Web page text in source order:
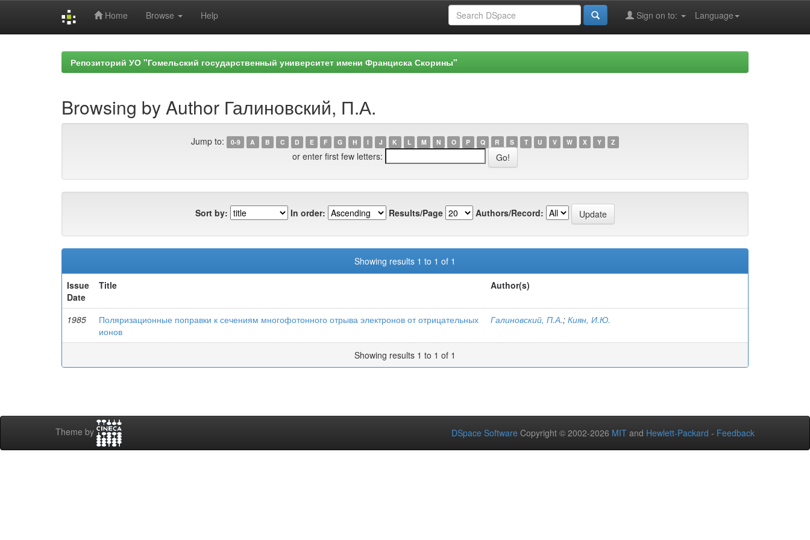
Home Browse Help Language
Sign on to:
Репозиторий УО "Гомельский государственный университет имени Франциска Скорины"
Browsing by Author Галиновский, П.А.
Jump to: 0-9 A B C D E F G H I J K L M N O P Q R S T U V W X Y Z
or enter first few letters:
Sort by: In order: Results/Page Authors/Record:
Showing results 1 to 1 of 1
Issue
Date
Title Author(s)
1985
Поляризационные поправки к сечениям многофотонного отрыва электронов от отрицательных
ионов
Галиновский, П.А.; Киян, И.Ю.
Showing results 1 to 1 of 1
Theme by DSpace Software Copyright © 2002-2026 MIT and Hewlett-Packard - Feedback